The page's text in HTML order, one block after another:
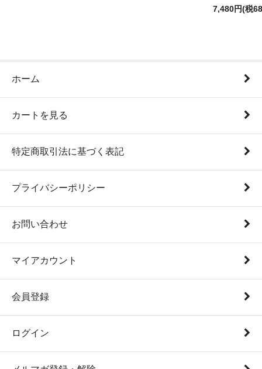
7,480円(税
ホーム
カートを見る
特定商取引法に基づく表記
プライバシーポリシー
お問い合わせ
マイアカウント
会員登録
ログイン